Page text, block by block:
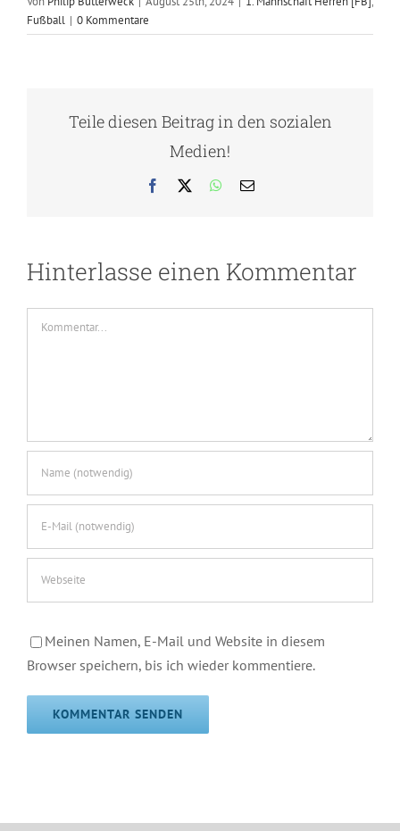
Fußball | 0 Kommentare
Teile diesen Beitrag in den sozialen
Medien!
Facebook WhatsApp
E-
Hinterlasse einen Kommentar
Meinen Namen, E-Mail und Website in diesem
Browser speichern, bis ich wieder kommentiere.